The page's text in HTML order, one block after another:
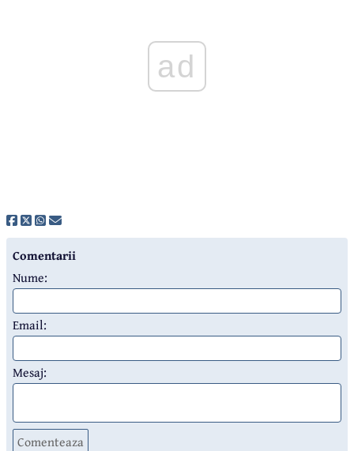
ad
Comentarii
Nume:
Email:
Mesaj:
Comenteaza